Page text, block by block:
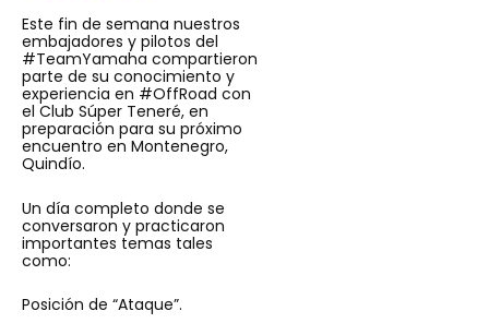
Este fin de semana nuestros
embajadores y pilotos del
#TeamYamaha compartieron
parte de su conocimiento y
experiencia en #OffRoad con
el Club Súper Teneré, en
preparación para su próximo
encuentro en Montenegro,
Quindío.
Un día completo donde se
conversaron y practicaron
importantes temas tales
como:
Posición de “Ataque”.